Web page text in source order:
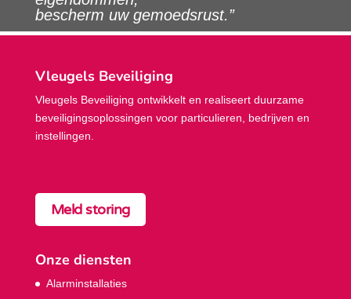
bescherm uw gemoedsrust.”
Vleugels Beveiliging
Vleugels Beveiliging ontwikkelt en realiseert duurzame
beveiligings­oplossingen voor particulieren, bedrijven en
instellingen.
Meld storing
Onze diensten
Alarminstallaties